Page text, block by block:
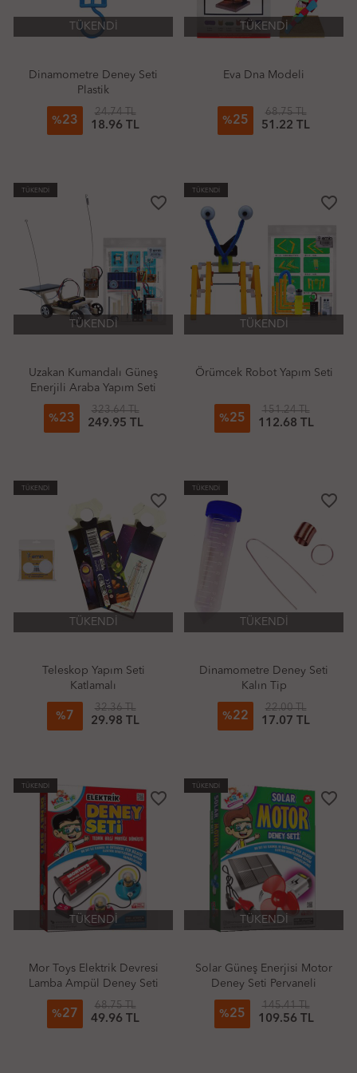
TÜKENDİ
Dinamometre Deney Seti
Plastik
%23
24.74 TL
18.96 TL
TÜKENDİ
Eva Dna Modeli
%25
68.75 TL
51.22 TL
TÜKENDİ
favorite_border
TÜKENDİ
Uzakan Kumandalı Güneş
Enerjili Araba Yapım Seti
%23
323.64 TL
249.95 TL
TÜKENDİ
favorite_border
TÜKENDİ
Örümcek Robot Yapım Seti
%25
151.24 TL
112.68 TL
TÜKENDİ
favorite_border
TÜKENDİ
Teleskop Yapım Seti
Katlamalı
% 7
32.36 TL
29.98 TL
TÜKENDİ
favorite_border
TÜKENDİ
Dinamometre Deney Seti
Kalın Tip
%22
22.00 TL
17.07 TL
TÜKENDİ
favorite_border
TÜKENDİ
Mor Toys Elektrik Devresi
Lamba Ampül Deney Seti
(Pilsiz)
%27
68.75 TL
49.96 TL
TÜKENDİ
favorite_border
TÜKENDİ
Solar Güneş Enerjisi Motor
Deney Seti Pervaneli
%25
145.41 TL
109.56 TL